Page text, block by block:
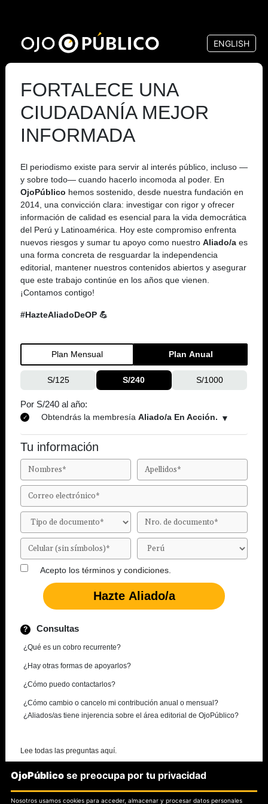
contenido
principal
ENGLISH
FORTALECE UNA
CIUDADANÍA MEJOR
INFORMADA
El periodismo existe para servir al interés público, incluso —
y sobre todo— cuando hacerlo incomoda al poder. En
OjoPúblico hemos sostenido, desde nuestra fundación en
2014, una convicción clara: investigar con rigor y ofrecer
información de calidad es esencial para la vida democrática
del Perú y Latinoamérica. Hoy este compromiso enfrenta
nuevos riesgos y sumar tu apoyo como nuestro Aliado/a es
una forma concreta de resguardar la independencia
editorial, mantener nuestros contenidos abiertos y asegurar
que este trabajo continúe en los años que vienen.
¡Contamos contigo!
#HazteAliadoDeOP 💪
Plan Mensual Plan Anual
S/125 S/240 S/1000
Por S/240 al año:
Obtendrás la membresía Aliado/a En Acción.
Tu información
Acepto los términos y condiciones.
Consultas
¿Qué es un cobro recurrente?
¿Hay otras formas de apoyarlos?
¿Cómo puedo contactarlos?
¿Cómo cambio o cancelo mi contribución anual o mensual?
¿Aliados/as tiene injerencia sobre el área editorial de OjoPúblico?
Lee todas las preguntas aquí.
¿Necesitas más información?
OjoPúblico se preocupa por tu privacidad
Nosotros usamos cookies para acceder, almacenar y procesar datos personales